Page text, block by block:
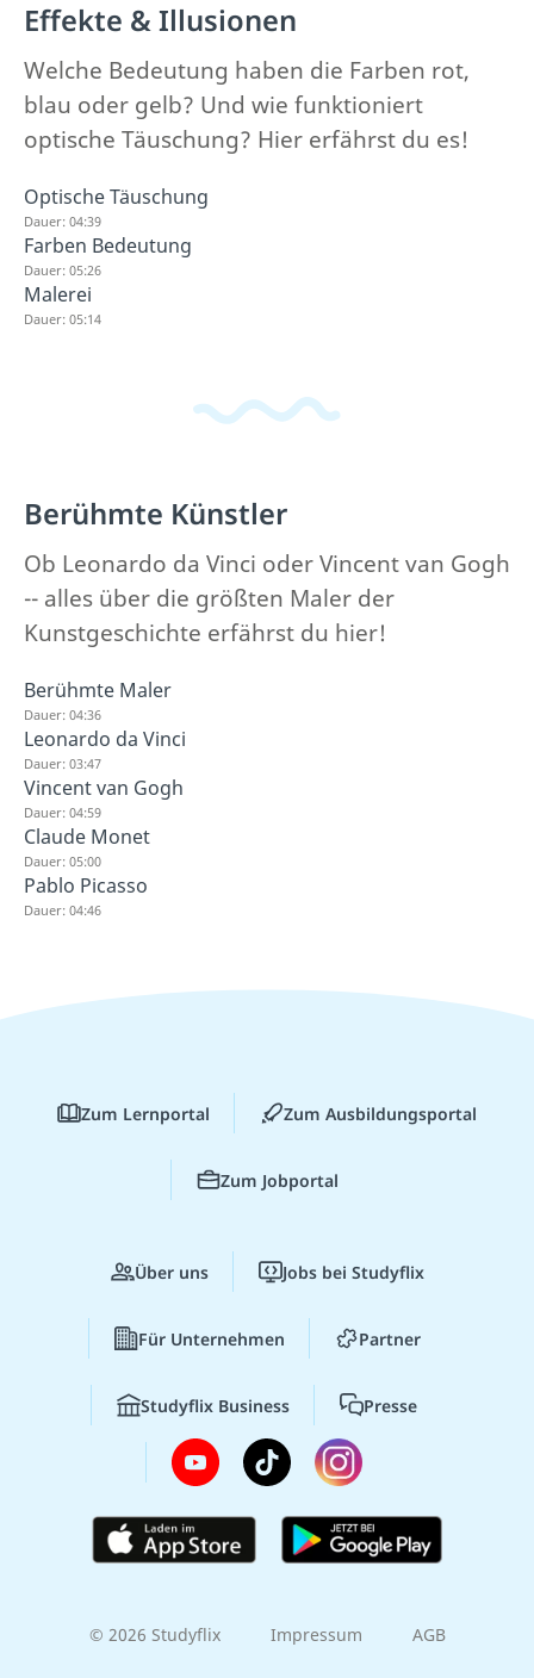
Effekte & Illusionen
Welche Bedeutung haben die Farben rot,
blau oder gelb? Und wie funktioniert
optische Täuschung? Hier erfährst du es!
Optische Täuschung
Dauer: 04:39
Farben Bedeutung
Dauer: 05:26
Malerei
Dauer: 05:14
Berühmte Künstler
Ob Leonardo da Vinci oder Vincent van Gogh
-- alles über die größten Maler der
Kunstgeschichte erfährst du hier!
Berühmte Maler
Dauer: 04:36
Leonardo da Vinci
Dauer: 03:47
Vincent van Gogh
Dauer: 04:59
Claude Monet
Dauer: 05:00
Pablo Picasso
Dauer: 04:46
Zum Lernportal Zum Ausbildungsportal
Zum Jobportal
Über uns Jobs bei Studyflix
Für Unternehmen Partner
Studyflix Business Presse
© 2026 Studyflix Impressum AGB